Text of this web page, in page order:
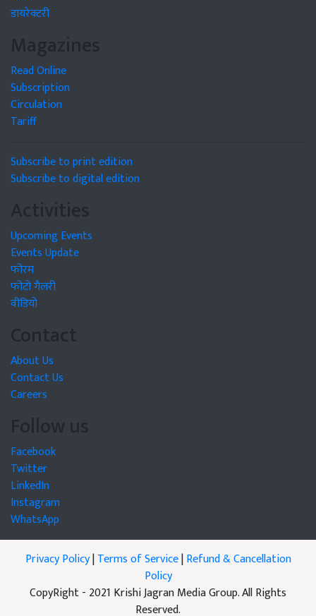
डायरेक्टरी
Magazines
Read Online
Subscription
Circulation
Tariff
Subscribe to print edition
Subscribe to digital edition
Activities
Upcoming Events
Events Update
फोरम
फोटो गैलरी
वीडियो
Contact
About Us
Contact Us
Careers
Follow us
Facebook
Twitter
LinkedIn
Instagram
WhatsApp
Privacy Policy|Terms of Service|Refund & Cancellation
Policy
CopyRight - 2021 Krishi Jagran Media Group. All Rights
Reserved.